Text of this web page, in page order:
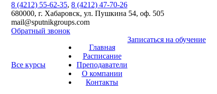
8 (4212) 55-62-35, 8 (4212) 47-70-26
680000, г. Хабаровск, ул. Пушкина 54, оф. 505
mail@sputnikgroups.com
Обратный звонок
Все курсы
Главная
Расписание
Преподаватели
О компании
Контакты
Записаться на обучение